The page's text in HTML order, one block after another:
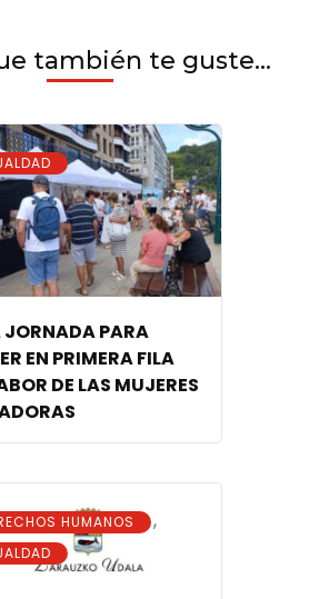
también te guste...
JORNADA PARA
EN PRIMERA FILA
DE LAS MUJERES
HUMANOS ,